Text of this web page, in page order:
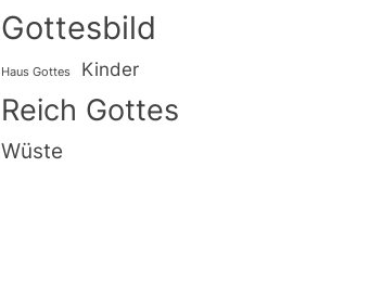
Gottesbild
Haus Gottes Kinder
Reich Gottes
Wüste